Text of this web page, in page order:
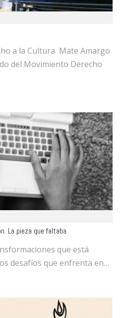
a la Cultura Mate Amargo
del Movimiento Derecho
La pieza que faltaba
que está
desafíos que enfrenta en…